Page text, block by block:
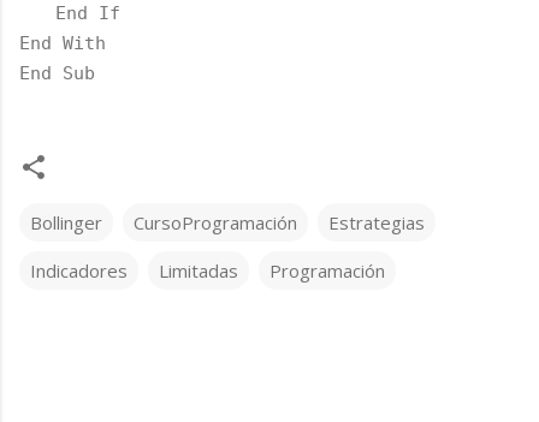
End If
End With
End Sub
Bollinger CursoProgramación
Estrategias
Indicadores
Limitadas Programación